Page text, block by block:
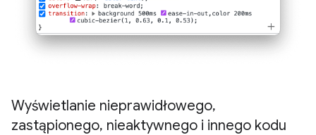
Wyświetlanie nieprawidłowego,
zastąpionego, nieaktywnego i innego kodu